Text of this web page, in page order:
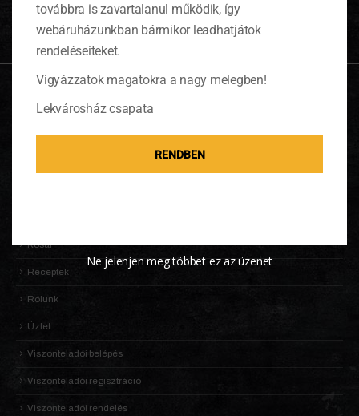
Nincsenek termékek a kosárban.
Adatkezelési Tájékoztató
Kosár
Receptek
Rólunk
Üzlet
Viszonteladói belépés
Viszonteladói regisztráció
Viszonteladói rendelés
továbbra is zavartalanul működik, így
webáruházunkban bármikor leadhatjátok
rendeléseiteket.
Vigyázzatok magatokra a nagy melegben!
Lekvárosház csapata
RENDBEN
Ne jelenjen meg többet ez az üzenet